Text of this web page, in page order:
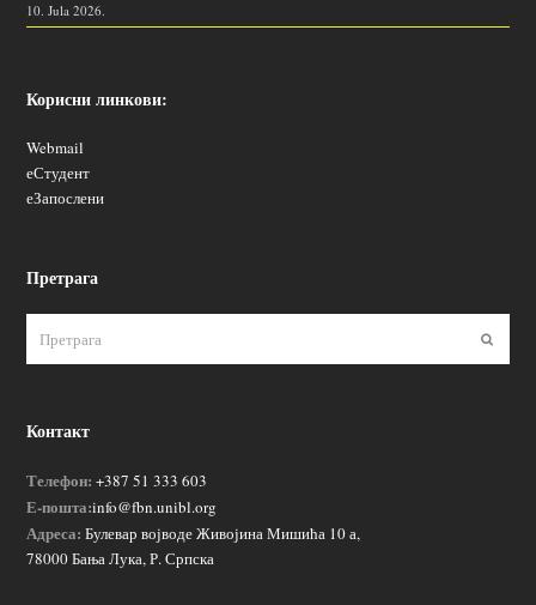
10. Jula 2026.
Корисни линкови:
Webmail
еСтудент
еЗапослени
Претрага
Контакт
Телефон: +387 51 333 603
Е-пошта:info@fbn.unibl.org
Адреса: Булевар војводе Живојина Мишића 10 а,
78000 Бања Лука, Р. Српска